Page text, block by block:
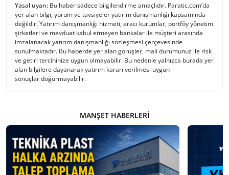
Yasal uyarı: Bu haber sadece bilgilendirme amaçlıdır. Paratic.com’da
yer alan bilgi, yorum ve tavsiyeler yatırım danışmanlığı kapsamında
değildir. Yatırım danışmanlığı hizmeti, aracı kurumlar, portföy yönetim
şirketleri ve mevduat kabul etmeyen bankalar ile müşteri arasında
imzalanacak yatırım danışmanlığı sözleşmesi çerçevesinde
sunulmaktadır. Bu haberde yer alan görüşler, mali durumunuz ile risk
ve getiri tercihinize uygun olmayabilir. Bu nedenle yalnızca burada yer
alan bilgilere dayanarak yatırım kararı verilmesi uygun
sonuçlar doğurmayabilir.
MANŞET HABERLERI